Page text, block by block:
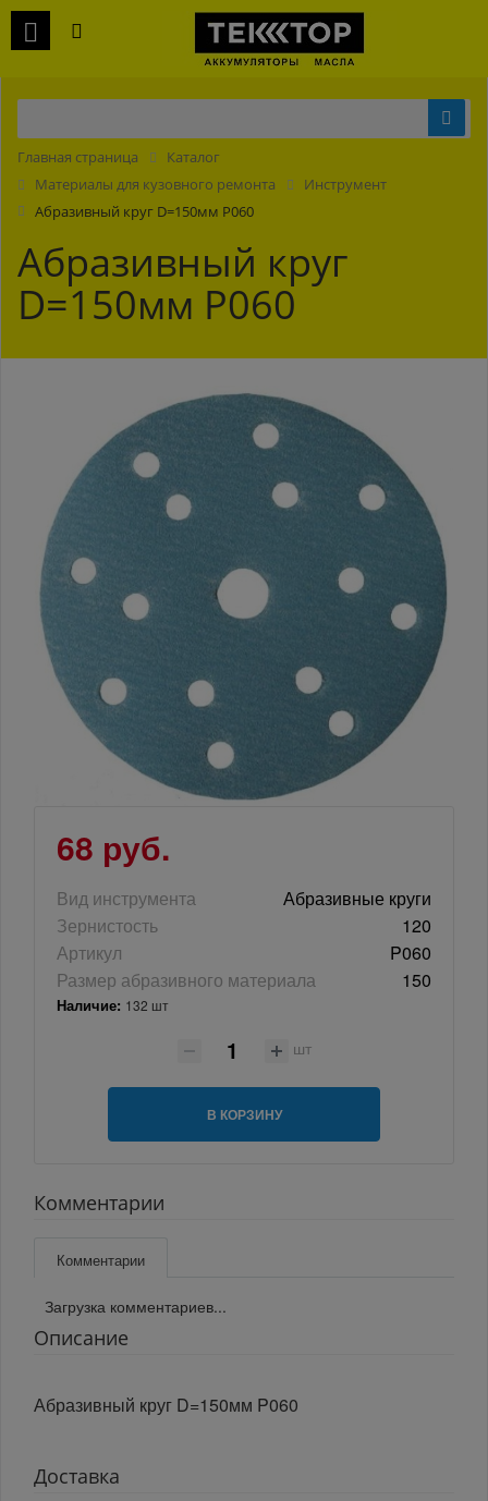
Главная страница
Каталог
Материалы для кузовного ремонта
Инструмент
Абразивный круг D=150мм P060
Абразивный круг
D=150мм P060
68 руб.
Вид инструмента
Абразивные круги
Зернистость
120
Артикул
P060
Размер абразивного материала
150
Наличие: 132 шт
шт
В КОРЗИНУ
Комментарии
Комментарии
Загрузка комментариев...
Описание
Абразивный круг D=150мм P060
Доставка